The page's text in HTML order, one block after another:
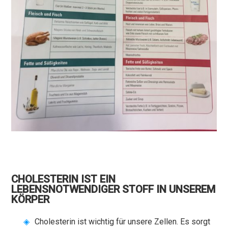
CHOLESTERIN IST EIN
LEBENSNOTWENDIGER STOFF IN UNSEREM
KÖRPER
Cholesterin ist wichtig für unsere Zellen. Es sorgt